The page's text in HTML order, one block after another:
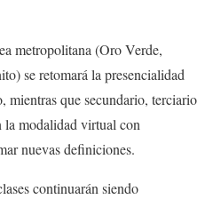
metropolitana (Oro Verde,
se retomará la presencialidad
que secundario, terciario
modalidad virtual con
nuevas definiciones.
continuarán siendo